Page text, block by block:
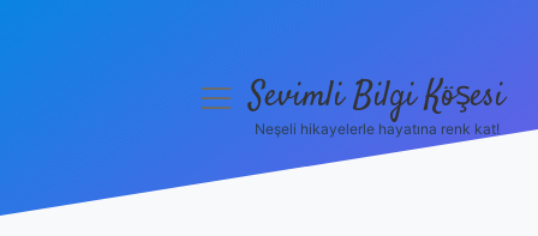
menüyüSevimli Bilgi Köşesi
Neşeli hikayelerle hayatına renk kat!